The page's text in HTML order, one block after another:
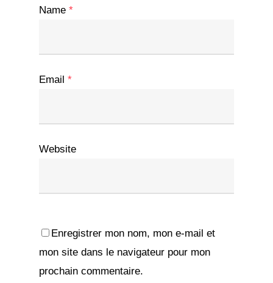
Name *
Email *
Website
Enregistrer mon nom, mon e-mail et
mon site dans le navigateur pour mon
prochain commentaire.